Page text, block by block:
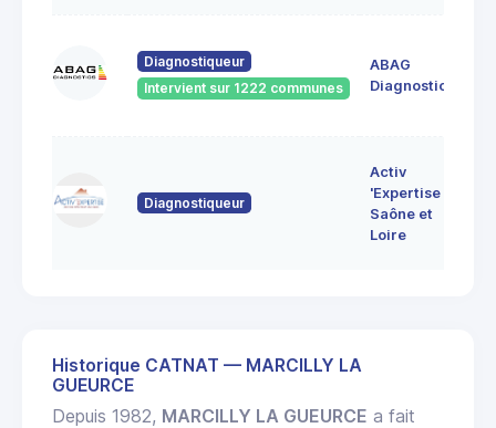
Diagnostiqueur
Intervient sur 1222 communes
ABAG
Diagnostics
Diagnostiqueur
Activ
'Expertise
Saône et
Loire
Historique CATNAT — MARCILLY LA
GUEURCE
Depuis 1982, MARCILLY LA GUEURCE a fait